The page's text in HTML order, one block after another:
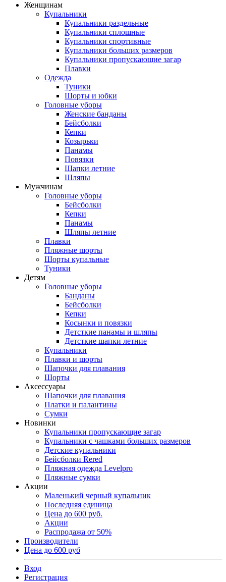
Женщинам
Купальники
Купальники раздельные
Купальники сплошные
Купальники спортивные
Купальники больших размеров
Купальники пропускающие загар
Плавки
Одежда
Туники
Шорты и юбки
Головные уборы
Женские банданы
Бейсболки
Кепки
Козырьки
Панамы
Повязки
Шапки летние
Шляпы
Мужчинам
Головные уборы
Бейсболки
Кепки
Панамы
Шляпы летние
Плавки
Пляжные шорты
Шорты купальные
Туники
Детям
Головные уборы
Банданы
Бейсболки
Кепки
Косынки и повязки
Детсткие панамы и шляпы
Детсткие шапки летние
Купальники
Плавки и шорты
Шапочки для плавания
Шорты
Аксессуары
Шапочки для плавания
Платки и палантины
Сумки
Новинки
Купальники пропускающие загар
Купальники с чашками больших размеров
Детские купальники
Бейсболки Rered
Пляжная одежда Levelpro
Пляжные сумки
Акции
Маленький черный купальник
Последняя единица
Цена до 600 руб.
Акции
Распродажа от 50%
Производители
Цена до 600 руб
Вход
Регистрация